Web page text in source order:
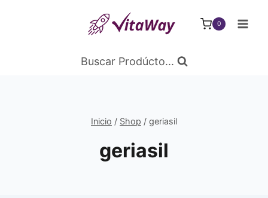
0
Buscar Prodúcto...
Inicio / Shop / geriasil
geriasil